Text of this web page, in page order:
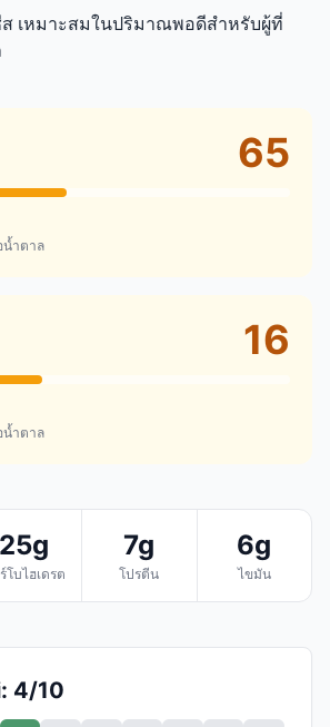
เหมาะสมในปริมาณพอดีสำหรับผู้ที่
65
น้ำตาล
16
น้ำตาล
25g
โบไฮเดรต
7g
โปรตีน
6g
ไขมัน
4/10